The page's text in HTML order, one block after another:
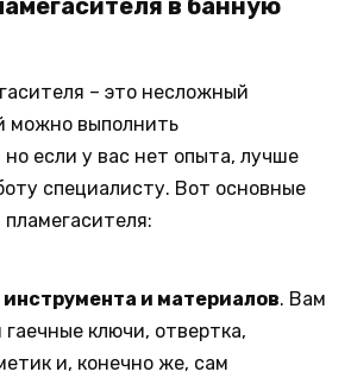
в банную
– это несложный
можно выполнить
но если у вас нет опыта, лучше
специалисту. Вот основные
и материалов. Вам
ключи, отвертка,
и, конечно же, сам